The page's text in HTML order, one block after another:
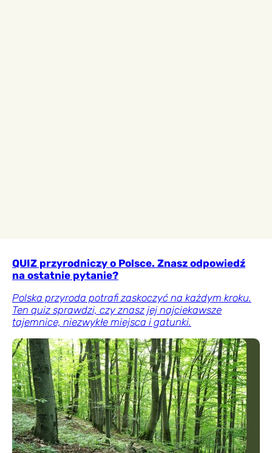
QUIZ przyrodniczy o Polsce. Znasz odpowiedź
na ostatnie pytanie?
Polska przyroda potrafi zaskoczyć na każdym kroku.
Ten quiz sprawdzi, czy znasz jej najciekawsze
tajemnice, niezwykłe miejsca i gatunki.